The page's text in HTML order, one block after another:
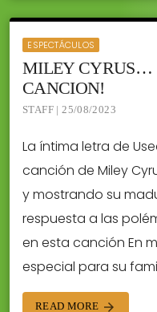
ESPECTÁCULOS
MILEY CYRUS…
CANCION!
STAFF | 25/08/2023
La íntima letra de
canción de Miley
y mostrando su
respuesta a las
en esta canción En
especial para su
READ MORE arrow_forward